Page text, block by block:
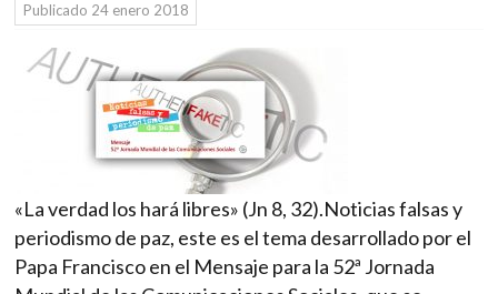
Publicado 24 enero 2018
«La verdad los hará libres» (Jn 8, 32).Noticias falsas y
periodismo de paz, este es el tema desarrollado por el
Papa Francisco en el Mensaje para la 52ª Jornada